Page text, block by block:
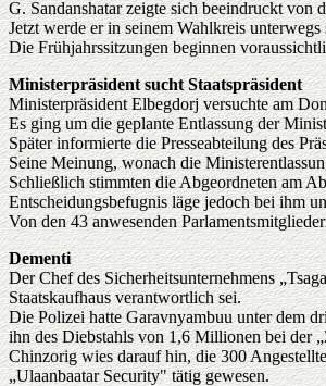
G. Sandanshatar zeigte sich beeindruckt von
Jetzt werde er in seinem Wahlkreis unterwegs
Die Frühjahrssitzungen beginnen
Ministerpräsident sucht Staatspräsident
Ministerpräsident Elbegdorj versuchte am
Es ging um die geplante Entlassung der
Später informierte die Presseabteilung des
Seine Meinung, wonach die
Schließlich stimmten die Abgeordneten am
Entscheidungsbefugnis läge jedoch bei ihm
Von den 43 anwesenden
Dementi
Der Chef des Sicherheitsunternehmens
Staatskaufhaus verantwortlich sei.
Die Polizei hatte Garavnyambuu unter dem
ihn des Diebstahls von 1,6 Millionen bei der
Chinzorig wies darauf hin, die 300
„Ulaanbaatar Security" tätig gewesen.